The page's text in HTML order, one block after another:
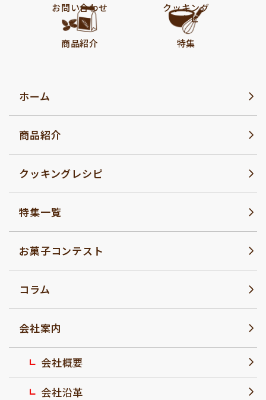
お問い合わせ
クッキング
レシピ
商品紹介
特集
ホーム
商品紹介
クッキングレシピ
特集一覧
お菓子コンテスト
コラム
会社案内
会社概要
会社沿革